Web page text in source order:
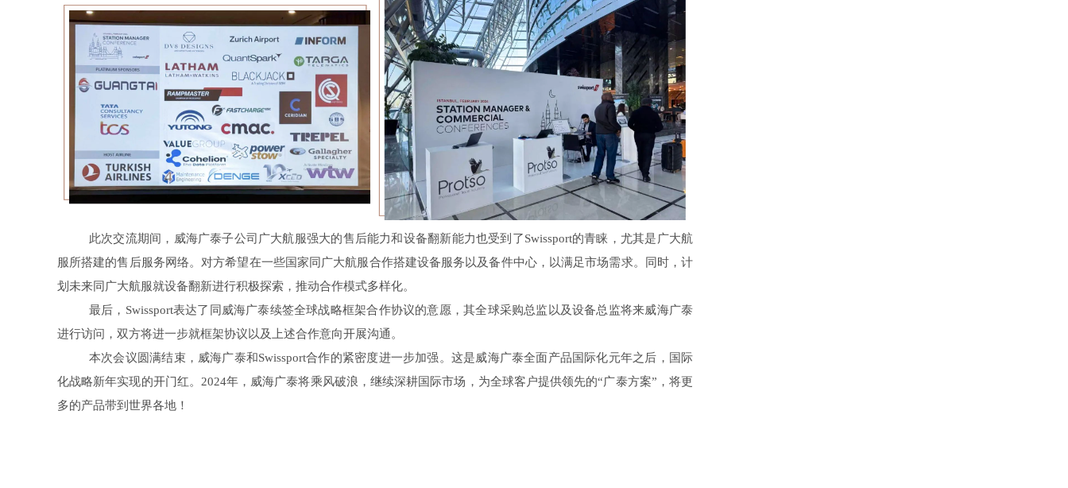
此次交流期间，威海广泰子公司广大航服强大的售后能力和设备翻新能力也受到了Swissport的青睐，尤其是广大航
服所搭建的售后服务网络。对方希望在一些国家同广大航服合作搭建设备服务以及备件中心，以满足市场需求。同时，计
划未来同广大航服就设备翻新进行积极探索，推动合作模式多样化。
最后，Swissport表达了同威海广泰续签全球战略框架合作协议的意愿，其全球采购总监以及设备总监将来威海广泰
进行访问，双方将进一步就框架协议以及上述合作意向开展沟通。
本次会议圆满结束，威海广泰和Swissport合作的紧密度进一步加强。这是威海广泰全面产品国际化元年之后，国际
化战略新年实现的开门红。2024年，威海广泰将乘风破浪，继续深耕国际市场，为全球客户提供领先的“广泰方案”，将更
多的产品带到世界各地！